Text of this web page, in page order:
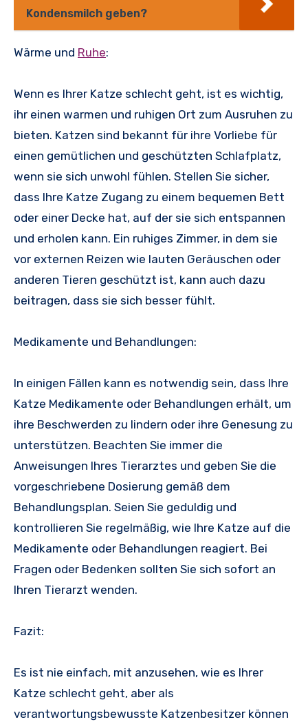
Kondensmilch geben?
Wärme und Ruhe:
Wenn es Ihrer Katze schlecht geht, ist es wichtig,
ihr einen warmen und ruhigen Ort zum Ausruhen zu
bieten. Katzen sind bekannt für ihre Vorliebe für
einen gemütlichen und geschützten Schlafplatz,
wenn sie sich unwohl fühlen. Stellen Sie sicher,
dass Ihre Katze Zugang zu einem bequemen Bett
oder einer Decke hat, auf der sie sich entspannen
und erholen kann. Ein ruhiges Zimmer, in dem sie
vor externen Reizen wie lauten Geräuschen oder
anderen Tieren geschützt ist, kann auch dazu
beitragen, dass sie sich besser fühlt.
Medikamente und Behandlungen:
In einigen Fällen kann es notwendig sein, dass Ihre
Katze Medikamente oder Behandlungen erhält, um
ihre Beschwerden zu lindern oder ihre Genesung zu
unterstützen. Beachten Sie immer die
Anweisungen Ihres Tierarztes und geben Sie die
vorgeschriebene Dosierung gemäß dem
Behandlungsplan. Seien Sie geduldig und
kontrollieren Sie regelmäßig, wie Ihre Katze auf die
Medikamente oder Behandlungen reagiert. Bei
Fragen oder Bedenken sollten Sie sich sofort an
Ihren Tierarzt wenden.
Fazit:
Es ist nie einfach, mit anzusehen, wie es Ihrer
Katze schlecht geht, aber als
verantwortungsbewusste Katzenbesitzer können